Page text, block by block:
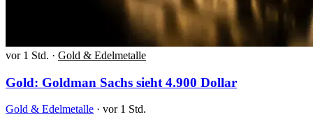
vor 1 Std. · Gold & Edelmetalle
Gold: Goldman Sachs sieht 4.900 Dollar
Gold & Edelmetalle · vor 1 Std.